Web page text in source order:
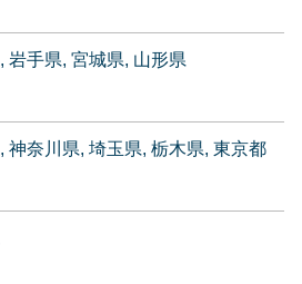
岩手県 宮城県 山形県
神奈川県 埼玉県 栃木県 東京都